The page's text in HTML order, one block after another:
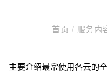
首页 / 服务内
主要介绍最常使用各云的